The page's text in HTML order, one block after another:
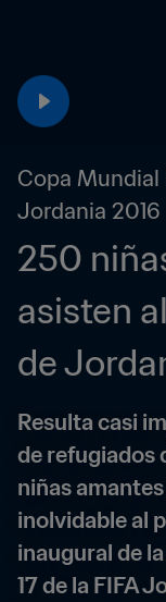
Copa Mundial
Jordania 2016
250
asisten
de
Resulta casi
de refugiados
niñas
inolvidable al
inaugural de
17 de la FIFA